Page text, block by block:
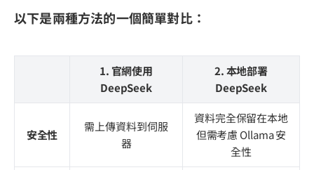
以下是兩種方法的一個簡單對比：
1. 官網使用
DeepSeek
2. 本地部署
DeepSeek
安全性
需上傳資料到伺服
器
資料完全保留在本地
但需考慮 Ollama 安
全性